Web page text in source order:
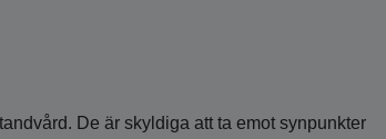
De är skyldiga att ta emot synpunkter